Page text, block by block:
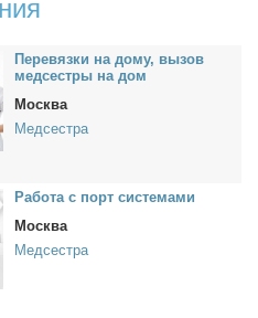
Пе­ре­вяз­ки на до­му, вы­зов
мед­сест­ры на дом
Москва
Медсестра
Ра­бо­та с порт си­сте­ма­ми
Москва
Медсестра